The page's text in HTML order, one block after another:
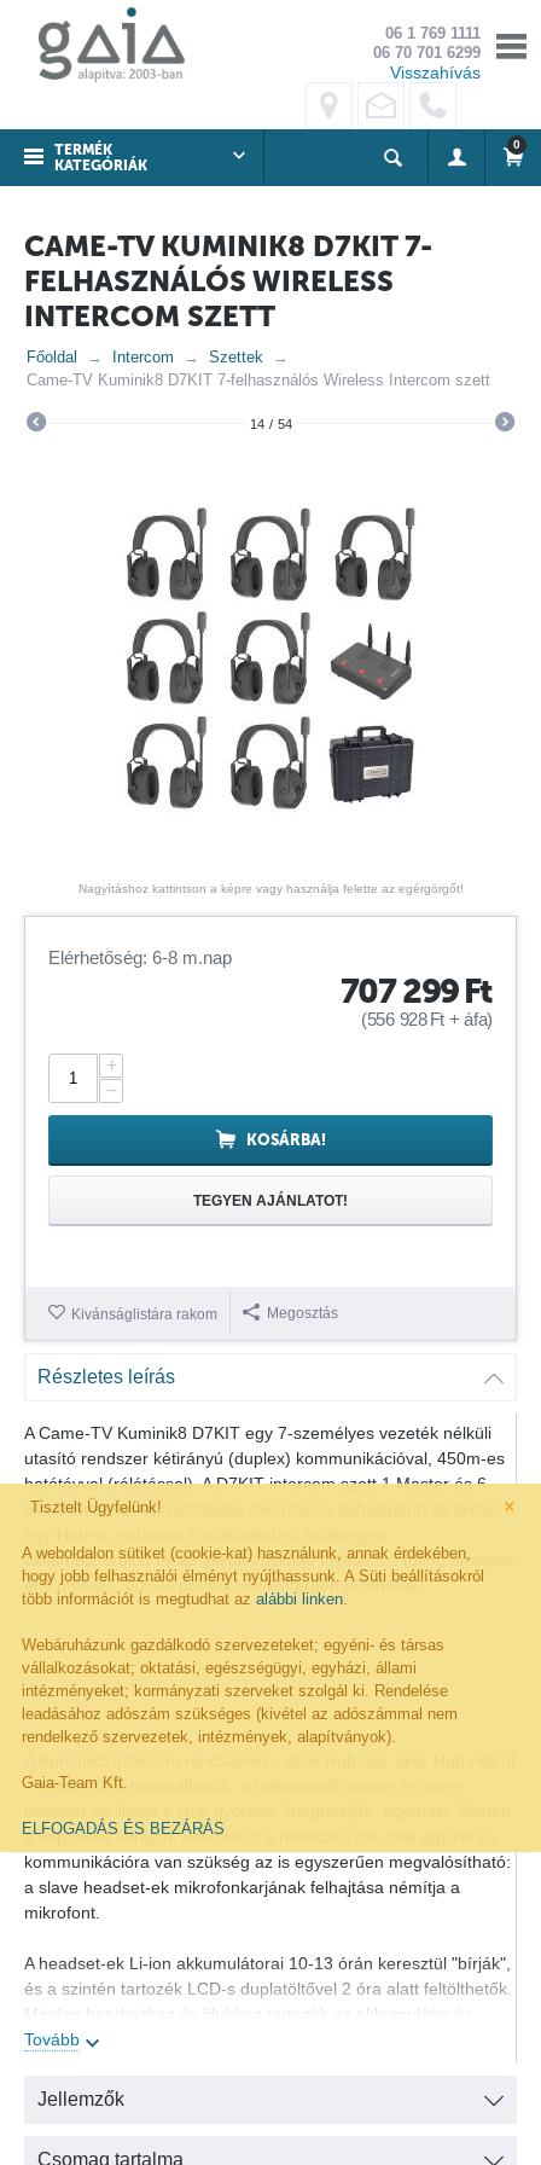
×
Tisztelt Ügyfelünk!
A weboldalon sütiket (cookie-kat) használunk, annak érdekében,
hogy jobb felhasználói élményt nyújthassunk. A Süti beállításokról
több információt is megtudhat az alábbi linken.
Webáruházunk gazdálkodó szervezeteket; egyéni- és társas
vállalkozásokat; oktatási, egészségügyi, egyházi, állami
intézményeket; kormányzati szerveket szolgál ki. Rendelése
leadásához adószám szükséges (kivétel az adószámmal nem
rendelkező szervezetek, intézmények, alapítványok).
Gaia-Team Kft.
ELFOGADÁS ÉS BEZÁRÁS
06 1 769 1111
06 70 701 6299
Visszahívás
TERMÉK
KATEGÓRIÁK
0
CAME-TV KUMINIK8 D7KIT 7-
FELHASZNÁLÓS WIRELESS
INTERCOM SZETT
Főoldal Intercom
Szettek
Came-TV Kuminik8 D7KIT 7-felhasználós Wireless Intercom szett
14 / 54
Nagyításhoz kattintson a képre vagy használja felette az egérgörgőt!
Elérhetőség: 6-8 m.nap
707 299Ft
(556 928Ft + áfa)
+
−
KOSÁRBA!
TEGYEN AJÁNLATOT!
Kivánságlistára rakom Megosztás
Részletes leírás
A Came-TV Kuminik8 D7KIT egy 7-személyes vezeték nélküli
utasító rendszer kétirányú (duplex) kommunikációval, 450m-es
hatótávval (rálátással). A D7KIT intercom szett 1 Master és 6
Slave Headset-et (kétoldalas mikrofonos fejhallgatót) tartalmaz,
akkumulátorokat és az akkuk egyidejű töltéséhez töltőt, amelyek
egy ütésálló, vízálló produkciós kofferben találhatók.
- egyszerűen használhatók: a bekapcsolt master és slave
a kapcsolat létrejött, üzemkész a rendszer. Ha csak egyirányú
kommunikációra van szükség az is egyszerűen megvalósítható:
a slave headset-ek mikrofonkarjának felhajtása némítja a
mikrofont.
A headset-ek Li-ion akkumulátorai 10-13 órán keresztül "bírják",
és a szintén tartozék LCD-s duplatöltővel 2 óra alatt feltölthetők.
Minden headsethez és Hubhoz tartozék az akkumulátor és
annyi duplatöltő, hogy a szett akkumulátorai egy időben
bővítéséhez szükséges headset-ek és Hub-ok külön is
Tovább
Jellemzők
Csomag tartalma